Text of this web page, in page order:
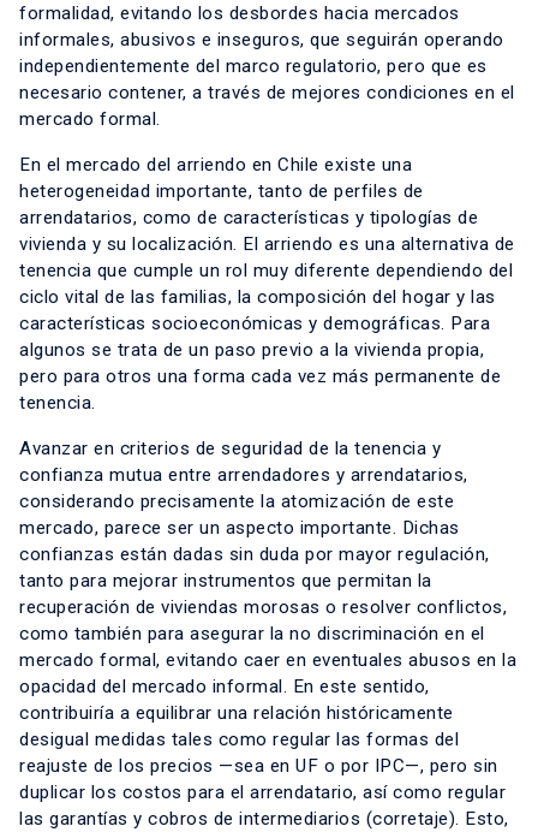
formalidad, evitando los desbordes hacia mercados
informales, abusivos e inseguros, que seguirán operando
independientemente del marco regulatorio, pero que es
necesario contener, a través de mejores condiciones en el
mercado formal.
En el mercado del arriendo en Chile existe una
heterogeneidad importante, tanto de perfiles de
arrendatarios, como de características y tipologías de
vivienda y su localización. El arriendo es una alternativa de
tenencia que cumple un rol muy diferente dependiendo del
ciclo vital de las familias, la composición del hogar y las
características socioeconómicas y demográficas. Para
algunos se trata de un paso previo a la vivienda propia,
pero para otros una forma cada vez más permanente de
tenencia.
Avanzar en criterios de seguridad de la tenencia y
confianza mutua entre arrendadores y arrendatarios,
considerando precisamente la atomización de este
mercado, parece ser un aspecto importante. Dichas
confianzas están dadas sin duda por mayor regulación,
tanto para mejorar instrumentos que permitan la
recuperación de viviendas morosas o resolver conflictos,
como también para asegurar la no discriminación en el
mercado formal, evitando caer en eventuales abusos en la
opacidad del mercado informal. En este sentido,
contribuiría a equilibrar una relación históricamente
desigual medidas tales como regular las formas del
reajuste de los precios —sea en UF o por IPC—, pero sin
duplicar los costos para el arrendatario, así como regular
las garantías y cobros de intermediarios (corretaje). Esto,